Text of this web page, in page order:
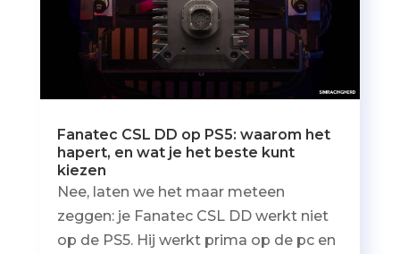
Fanatec CSL DD op PS5: waarom het
hapert, en wat je het beste kunt
kiezen
Nee, laten we het maar meteen
zeggen: je Fanatec CSL DD werkt niet
op de PS5. Hij werkt prima op de pc en